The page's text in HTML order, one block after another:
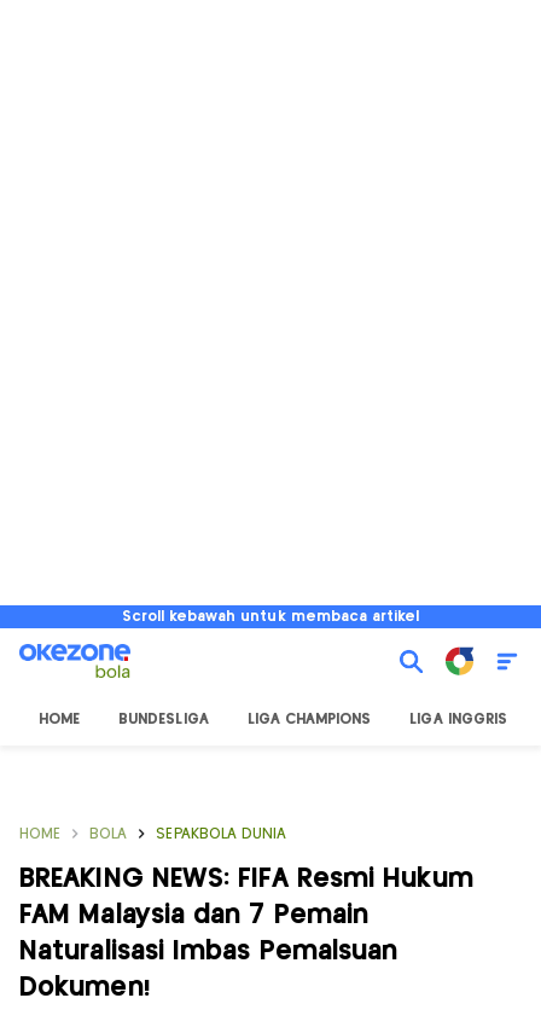
Scroll kebawah untuk membaca artikel
HOME BUNDESLIGA LIGA CHAMPIONS LIGA INGGRIS
HOME BOLA SEPAKBOLA DUNIA
BREAKING NEWS: FIFA Resmi Hukum
FAM Malaysia dan 7 Pemain
Naturalisasi Imbas Pemalsuan
Dokumen!